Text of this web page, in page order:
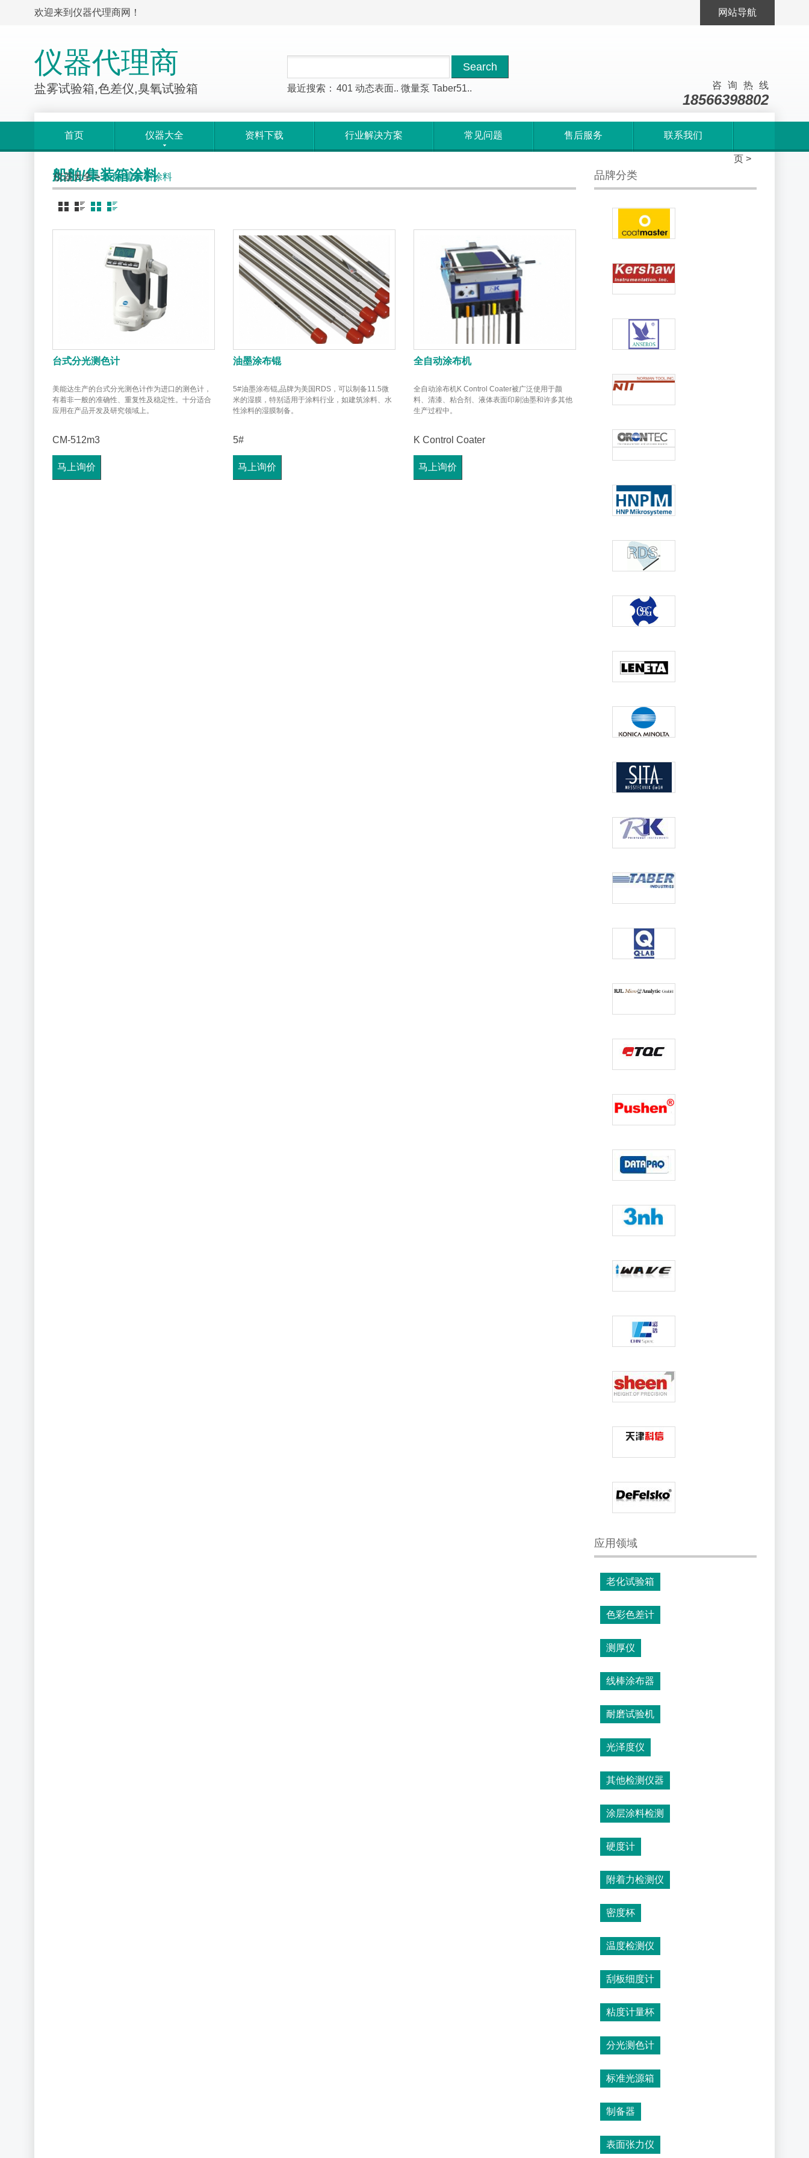
网站导航
欢迎来到仪器代理商网！
仪器代理商
盐雾试验箱,色差仪,臭氧试验箱 最近搜索： 401 动态表面.. 微量泵 Taber51.. 咨询热线
18566398802
首页 仪器大全 资料下载 行业解决方案 常见问题 售后服务 联系我们
页 >
仪器大全>船舶/集装箱涂料
船舶/集装箱涂料
台式分光测色计
美能达生产的台式分光测色计作为进口的测色计，
有着非一般的准确性、重复性及稳定性。十分适合
应用在产品开发及研究领域上。
CM-512m3
马上询价
油墨涂布锟
5#油墨涂布锟,品牌为美国RDS，可以制备11.5微
米的湿膜，特别适用于涂料行业，如建筑涂料、水
性涂料的湿膜制备。
5#
马上询价
全自动涂布机
全自动涂布机K Control Coater被广泛使用于颜
料、清漆、粘合剂、液体表面印刷油墨和许多其他
生产过程中。
K Control Coater
马上询价
品牌分类
应用领域
老化试验箱
色彩色差计
测厚仪
线棒涂布器
耐磨试验机
光泽度仪
其他检测仪器
涂层涂料检测
硬度计
附着力检测仪
密度杯
温度检测仪
刮板细度计
粘度计量杯
分光测色计
标准光源箱
制备器
表面张力仪